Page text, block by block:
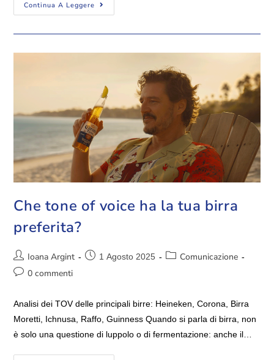
Continua A Leggere
Che tone of voice ha la tua birra
preferita?
Ioana Argint 1 Agosto 2025
Comunicazione
0 commenti
Analisi dei TOV delle principali birre: Heineken, Corona, Birra
Moretti, Ichnusa, Raffo, Guinness Quando si parla di birra, non
è solo una questione di luppolo o di fermentazione: anche il…